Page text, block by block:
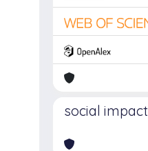
social impact